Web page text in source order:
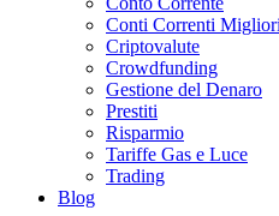
Conti Correnti Migliori
Criptovalute
Crowdfunding
Gestione del Denaro
Prestiti
Risparmio
Tariffe Gas e Luce
Trading
Blog